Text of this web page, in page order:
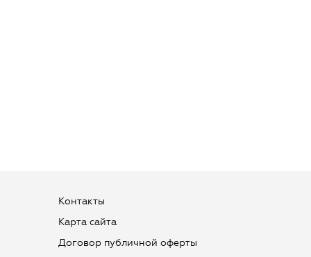
Контакты
Карта сайта
Договор публичной оферты